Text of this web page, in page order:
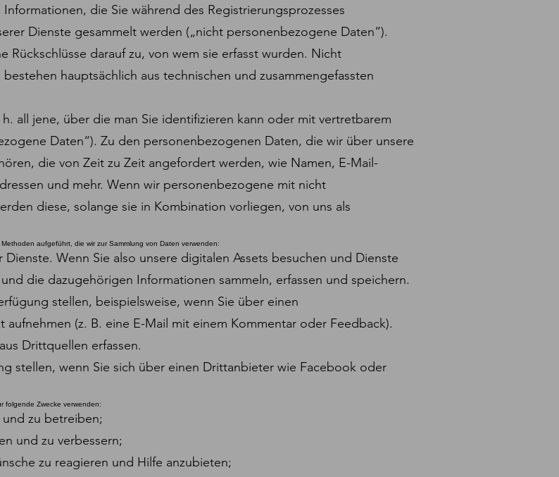
die Sie während des Registrierungsprozesses
Dienste gesammelt werden („nicht personenbezogene Daten“).
Rückschlüsse darauf zu, von wem sie erfasst wurden. Nicht
hauptsächlich aus technischen und zusammengefassten
all jene, über die man Sie identifizieren kann oder mit vertretbarem
Daten“). Zu den personenbezogenen Daten, die wir über unsere
die von Zeit zu Zeit angefordert werden, wie Namen, E-Mail-
und mehr. Wenn wir personenbezogene mit nicht
diese, solange sie in Kombination vorliegen, von uns als
aufgeführt, die wir zur Sammlung von Daten verwenden:
Wenn Sie also unsere digitalen Assets besuchen und Dienste
die dazugehörigen Informationen sammeln, erfassen und speichern.
stellen, beispielsweise, wenn Sie über einen
(z. B. eine E-Mail mit einem Kommentar oder Feedback).
Drittquellen erfassen.
stellen, wenn Sie sich über einen Drittanbieter wie Facebook oder
folgende Zwecke verwenden:
zu betreiben;
und zu verbessern;
zu reagieren und Hilfe anzubieten;